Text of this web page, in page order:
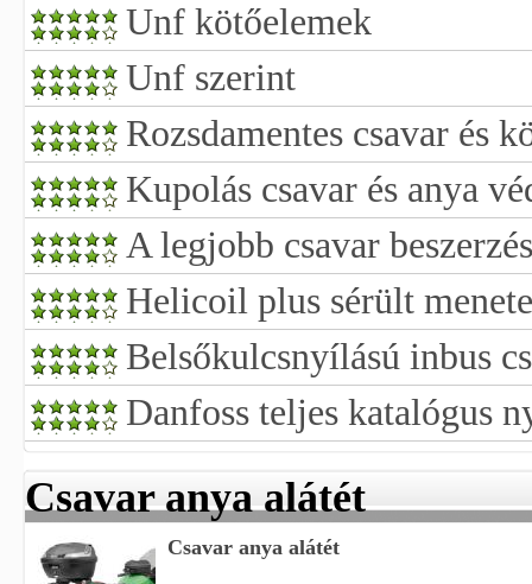
Unf kötőelemek
Unf szerint
Rozsdamentes csavar és
Kupolás csavar és anya
A legjobb csavar
Helicoil plus sérült
Belsőkulcsnyílású inbus
Danfoss teljes katalógus
Csavar anya alátét
Csavar anya alátét